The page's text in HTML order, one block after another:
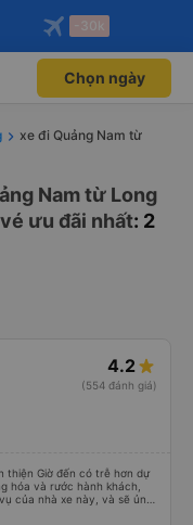
Mở app
qua
Mở app
-30k
Chọn ngày
xe đi Quảng Nam từ
Nam từ Long
ưu đãi nhất: 2
4.2
(554 đánh giá)
thiện Giờ đến có trễ hơn dự
hóa và rước hành khách,
của nhà xe này, và sẽ ủng
nhà xe này